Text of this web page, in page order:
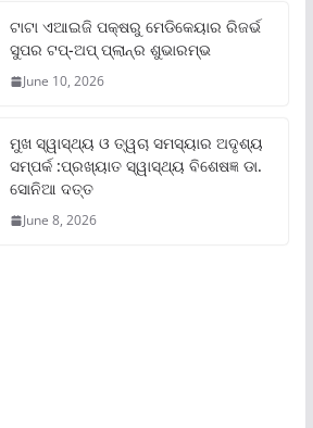
ଟାଟା ଏଆଇଜି ପକ୍ଷରୁ ମେଡିକେୟାର ରିଜର୍ଭ
ସୁପର ଟପ୍‌-ଅପ୍ ପ୍ଲାନ୍‌ର ଶୁଭାରମ୍ଭ
June 10, 2026
ମୁଖ ସ୍ୱାସ୍ଥ୍ୟ ଓ ତ୍ୱଚା ସମସ୍ୟାର ଅଦୃଶ୍ୟ
ସମ୍ପର୍କ :ପ୍ରଖ୍ୟାତ ସ୍ୱାସ୍ଥ୍ୟ ବିଶେଷଜ୍ଞ ଡା.
ସୋନିଆ ଦତ୍ତ
June 8, 2026